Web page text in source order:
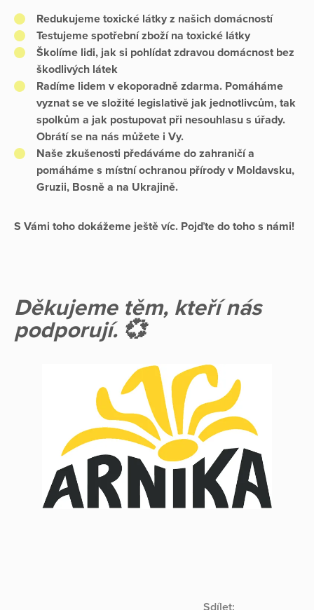
Redukujeme toxické látky z našich domácností
Testujeme spotřební zboží na toxické látky
Školíme lidi, jak si pohlídat zdravou domácnost bez
škodlivých látek
Radíme lidem v ekoporadně zdarma. Pomáháme
vyznat se ve složité legislativě jak jednotlivcům, tak
spolkům a jak postupovat při nesouhlasu s úřady.
Obrátí se na nás můžete i Vy.
Naše zkušenosti předáváme do zahraničí a
pomáháme s místní ochranou přírody v Moldavsku,
Gruzii, Bosně a na Ukrajině.
S Vámi toho dokážeme ještě víc. Pojďte do toho s námi!
Děkujeme těm, kteří nás
podporují. 💞
Sdílet: